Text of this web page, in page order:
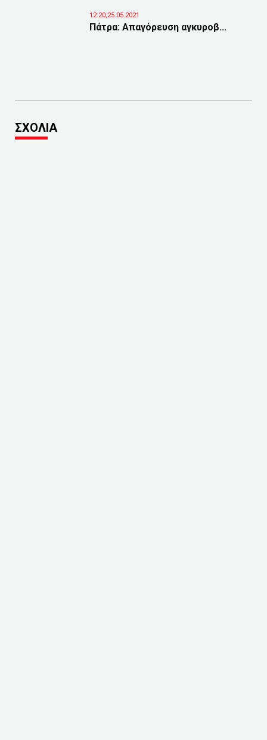
12:20,25.05.2021
Πάτρα: Απαγόρευση αγκυροβ...
ΣΧΟΛΙΑ